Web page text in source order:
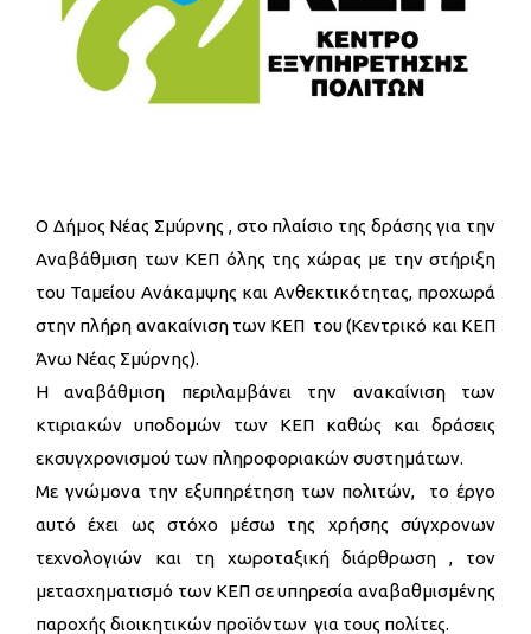
Ο Δήμος Νέας Σμύρνης , στο πλαίσιο της δράσης για την
Αναβάθμιση των ΚΕΠ όλης της χώρας με την στήριξη
του Ταμείου Ανάκαμψης και Ανθεκτικότητας, προχωρά
στην πλήρη ανακαίνιση των ΚΕΠ του (Κεντρικό και ΚΕΠ
Άνω Νέας Σμύρνης).
Η αναβάθμιση περιλαμβάνει την ανακαίνιση των
κτιριακών υποδομών των ΚΕΠ καθώς και δράσεις
εκσυγχρονισμού των πληροφοριακών συστημάτων.
Με γνώμονα την εξυπηρέτηση των πολιτών, το έργο
αυτό έχει ως στόχο μέσω της χρήσης σύγχρονων
τεχνολογιών και τη χωροταξική διάρθρωση , τον
μετασχηματισμό των ΚΕΠ σε υπηρεσία αναβαθμισμένης
παροχής διοικητικών προϊόντων για τους πολίτες.